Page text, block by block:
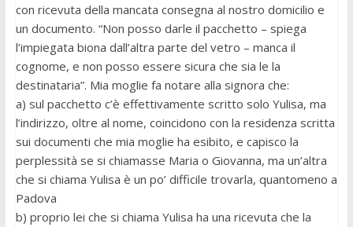
con ricevuta della mancata consegna al nostro domicilio e
un documento. “Non posso darle il pacchetto – spiega
l’impiegata biona dall’altra parte del vetro – manca il
cognome, e non posso essere sicura che sia le la
destinataria”. Mia moglie fa notare alla signora che:
a) sul pacchetto c’è effettivamente scritto solo Yulisa, ma
l’indirizzo, oltre al nome, coincidono con la residenza scritta
sui documenti che mia moglie ha esibito, e capisco la
perplessità se si chiamasse Maria o Giovanna, ma un’altra
che si chiama Yulisa è un po’ difficile trovarla, quantomeno a
Padova
b) proprio lei che si chiama Yulisa ha una ricevuta che la